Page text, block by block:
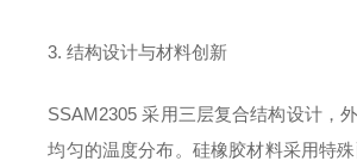
3. 结构设计与材料创新
SSAM2305 采用三层复合结构设计，
均匀的温度分布。硅橡胶材料采用特